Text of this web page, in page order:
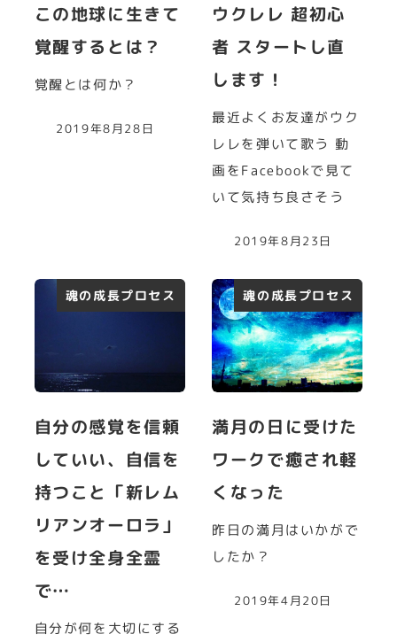
この地球に生きて
覚醒するとは？
覚醒とは何か？
2019年8月28日
ウクレレ 超初心
者 スタートし直
します！
最近よくお友達がウク
レレを弾いて歌う 動
画をFacebookで見て
いて気持ち良さそう
2019年8月23日
魂の成長プロセス
自分の感覚を信頼
していい、自信を
持つこと「新レム
リアンオーロラ」
を受け全身全霊
で…
自分が何を大切にする
魂の成長プロセス
満月の日に受けた
ワークで癒され軽
くなった
昨日の満月はいかがで
したか？
2019年4月20日